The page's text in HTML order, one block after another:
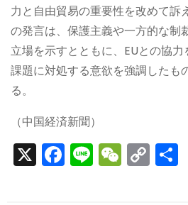
力と自由貿易の重要性を改めて訴
の発言は、保護主義や一方的な制
立場を示すとともに、EUとの協
課題に対処する意欲を強調したも
る。
（中国経済新聞）
X F
a
Li
n
W
e
C
o